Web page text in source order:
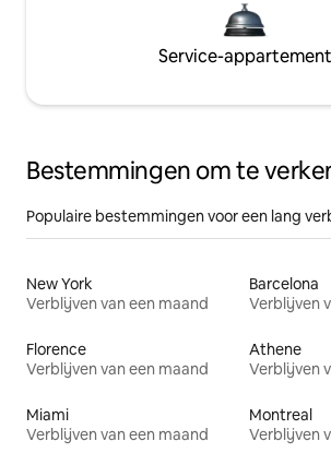
Service-appartement
Bestemmingen om te
Populaire bestemmingen voor een lang
New York
Verblijven van een maand
Barcelona
Verblijven
Florence
Verblijven van een maand
Athene
Verblijven
Miami
Verblijven van een maand
Montreal
Verblijven